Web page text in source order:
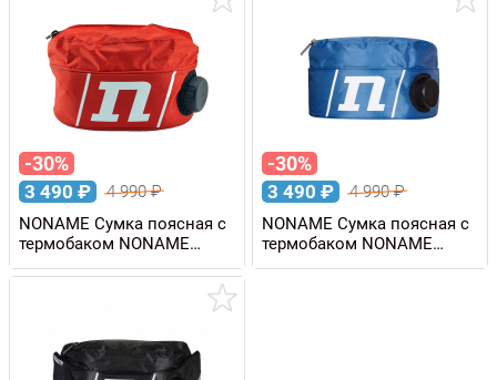
-30%
3 490 ₽ 4 990₽
NONAME Сумка поясная с
термобаком NONAME
THERMO BELT 1 л
-30%
3 490 ₽ 4 990₽
NONAME Сумка поясная с
термобаком NONAME
THERMO BELT 1 л